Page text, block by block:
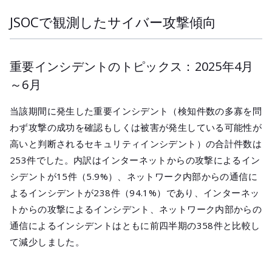
JSOCで観測したサイバー攻撃傾向
重要インシデントのトピックス：2025年4月
～6月
当該期間に発生した重要インシデント（検知件数の多寡を問
わず攻撃の成功を確認もしくは被害が発生している可能性が
高いと判断されるセキュリティインシデント）の合計件数は
253件でした。内訳はインターネットからの攻撃によるイン
シデントが15件（5.9%）、ネットワーク内部からの通信に
よるインシデントが238件（94.1%）であり、インターネッ
トからの攻撃によるインシデント、ネットワーク内部からの
通信によるインシデントはともに前四半期の358件と比較し
て減少しました。